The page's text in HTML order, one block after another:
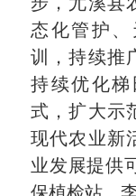
态化管护
训，持续推
持续优化
式，扩大示
现代农业新
业发展提供